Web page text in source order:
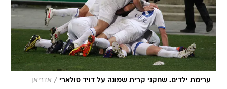
ערימת ילדים. שחקני קרית שמונה על דויד סולארי / אדריאן